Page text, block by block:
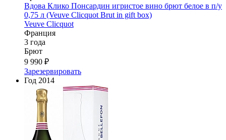
Вдова Клико Понсардин игристое вино брют белое в п/у
0,75 л (Veuve Clicquot Brut in gift box)
Veuve Clicquot
Франция
3 года
Брют
9 990 ₽
Зарезервировать
Год 2014